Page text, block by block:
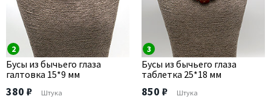
2
Бусы из бычьего глаза
галтовка 15*9 мм
380 ₽ Штука
3
Бусы из бычьего глаза
таблетка 25*18 мм
850 ₽ Штука